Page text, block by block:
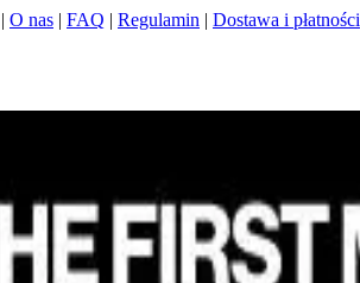
| O nas | FAQ | Regulamin | Dostawa i płatności